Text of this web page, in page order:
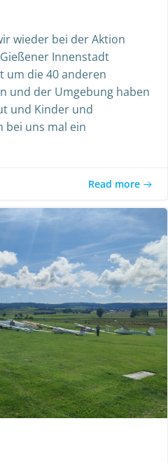
wieder bei der Aktion
Innenstadt
um die 40 anderen
und der Umgebung haben
und Kinder und
bei uns mal ein
Read more